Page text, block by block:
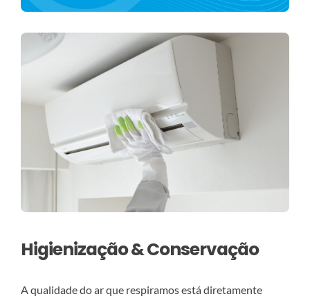
Higienização & Conservação
A qualidade do ar que respiramos está diretamente